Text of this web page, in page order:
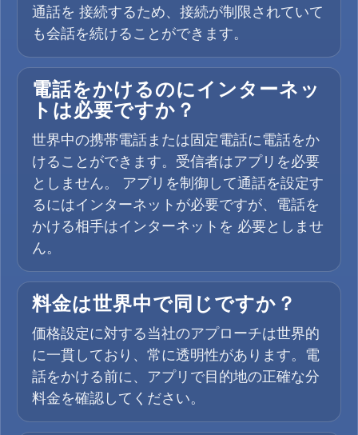
通話を 接続するため、接続が制限されていて
も会話を続けることができます。
電話をかけるのにインターネッ
トは必要ですか？
世界中の携帯電話または固定電話に電話をか
けることができます。受信者はアプリを必要
としません。 アプリを制御して通話を設定す
るにはインターネットが必要ですが、電話を
かける相手はインターネットを 必要としませ
ん。
料金は世界中で同じですか？
価格設定に対する当社のアプローチは世界的
に一貫しており、常に透明性があります。電
話をかける前に、アプリで目的地の正確な分
料金を確認してください。